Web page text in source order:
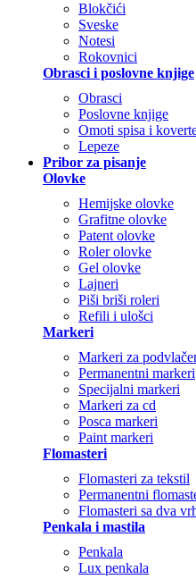
Blokčići
Sveske
Notesi
Rokovnici
Obrasci i poslovne knjige
Obrasci
Poslovne knjige
Omoti spisa i
Lepeze
Pribor za pisanje
Olovke
Hemijske olovke
Grafitne olovke
Patent olovke
Roler olovke
Gel olovke
Lajneri
Piši briši roleri
Refili i ulošci
Markeri
Markeri za
Permanentni markeri
Specijalni markeri
Markeri za cd
Posca markeri
Paint markeri
Flomasteri
Flomasteri za tekstil
Permanentni
Flomasteri sa dva
Penkala i mastila
Penkala
Lux penkala